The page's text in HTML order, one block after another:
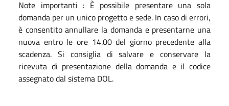
Note importanti : È possibile presentare una sola
domanda per un unico progetto e sede. In caso di errori,
è consentito annullare la domanda e presentarne una
nuova entro le ore 14.00 del giorno precedente alla
scadenza. Si consiglia di salvare e conservare la
ricevuta di presentazione della domanda e il codice
assegnato dal sistema DOL.